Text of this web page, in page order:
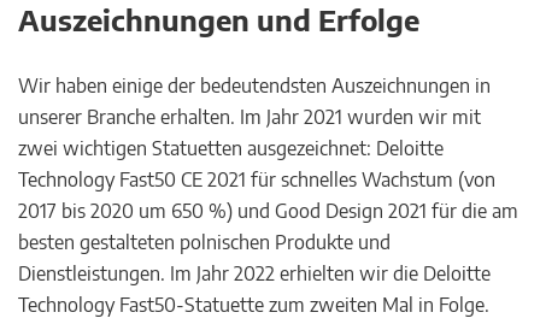
Auszeichnungen und Erfolge
Wir haben einige der bedeutendsten Auszeichnungen in
unserer Branche erhalten. Im Jahr 2021 wurden wir mit
zwei wichtigen Statuetten ausgezeichnet: Deloitte
Technology Fast50 CE 2021 für schnelles Wachstum (von
2017 bis 2020 um 650 %) und Good Design 2021 für die am
besten gestalteten polnischen Produkte und
Dienstleistungen. Im Jahr 2022 erhielten wir die Deloitte
Technology Fast50-Statuette zum zweiten Mal in Folge.